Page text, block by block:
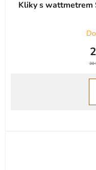
Kliky s wattmetrem
30